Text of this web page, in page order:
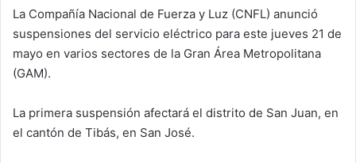
La Compañía Nacional de Fuerza y Luz (CNFL) anunció
suspensiones del servicio eléctrico para este jueves 21 de
mayo en varios sectores de la Gran Área Metropolitana
(GAM).
La primera suspensión afectará el distrito de San Juan, en
el cantón de Tibás, en San José.